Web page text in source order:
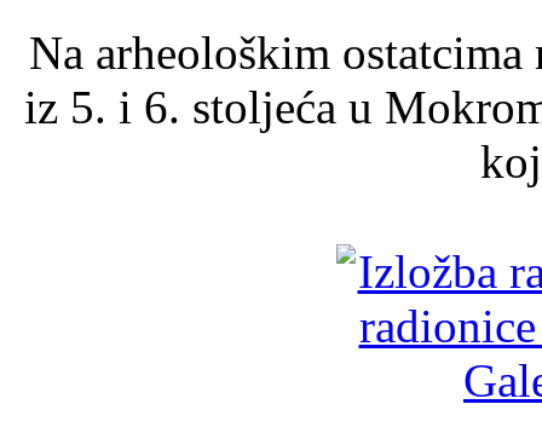
Na arheološkim
iz 5. i 6. stoljeća u